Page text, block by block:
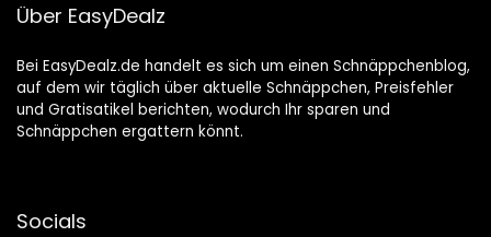
Über EasyDealz
Bei EasyDealz.de handelt es sich um einen Schnäppchenblog,
auf dem wir täglich über aktuelle Schnäppchen, Preisfehler
und Gratisatikel berichten, wodurch Ihr sparen und
Schnäppchen ergattern könnt.
Socials